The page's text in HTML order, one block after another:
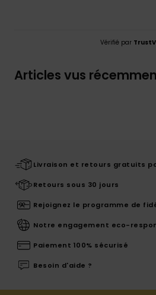
Vérifié par
Articles vus
Livraison et retours gratuits
Retours sous 30 jours
Rejoignez le programme de
Notre engagement eco-
Paiement 100% sécurisé
Besoin d'aide ?